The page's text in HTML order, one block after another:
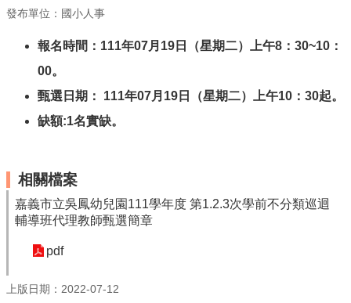
況
消
息
公
各
發布單位：國小人事
報名時間：111年07月19日（星期二）上午8：30~10：
00。
甄選日期： 111年07月19日（星期二）上午10：30起。
缺額:1名實缺。
相關檔案
嘉義市立吳鳳幼兒園111學年度 第1.2.3次學前不分類巡迴
輔導班代理教師甄選簡章
pdf
上版日期：2022-07-12